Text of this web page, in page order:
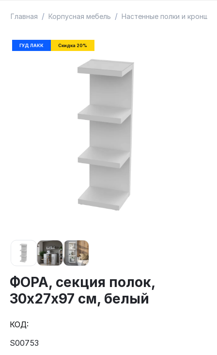
Главная / Корпусная мебель / Настенные полки и
Скидка 20%
ГУД ЛАКК
ФОРА, секция полок,
30х27х97 см, белый
КОД:
S00753